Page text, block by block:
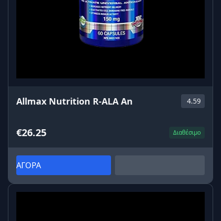
Allmax Nutrition R-ALA An 4.59
€26.25 Διαθέσιμο
ΑΓΟΡΑ